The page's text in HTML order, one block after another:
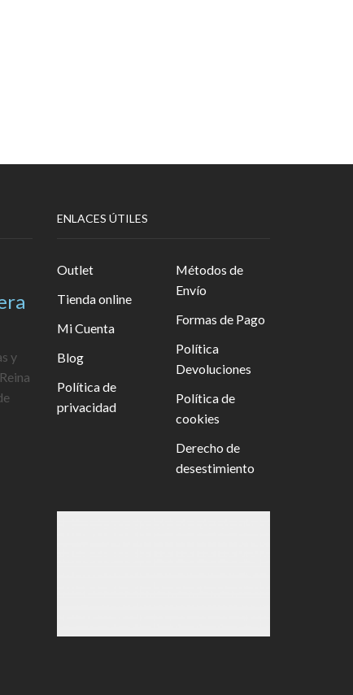
y
ENLACES ÚTILES
Outlet
Tienda online
Mi Cuenta
Blog
Política de
privacidad
Métodos de
Envío
Formas de Pago
Política
Devoluciones
Política de
cookies
Derecho de
desestimiento